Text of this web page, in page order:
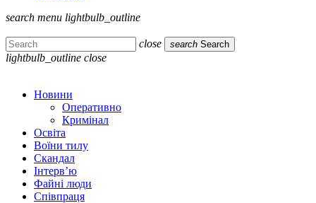
search menu lightbulb_outline
close search Search
lightbulb_outline close
Новини
Оперативно
Кримінал
Освіта
Воїни тилу
Скандал
Інтерв’ю
Файні люди
Співпраця